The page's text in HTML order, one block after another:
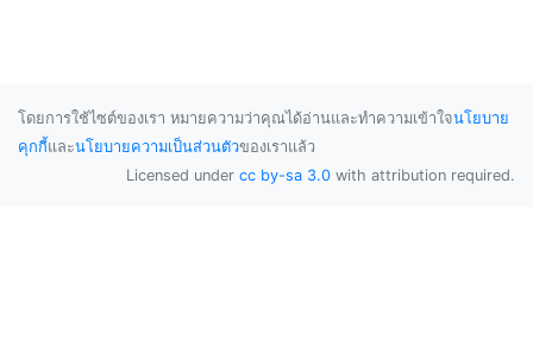
โดยการใช้ไซต์ของเรา หมายความว่าคุณได้อ่านและทำความเข้าใจนโยบาย
คุกกี้และนโยบายความเป็นส่วนตัวของเราแล้ว
Licensed under cc by-sa 3.0 with attribution required.